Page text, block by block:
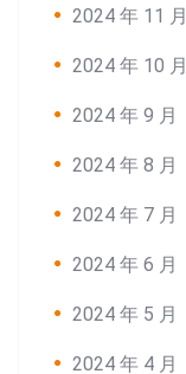
Search:
2024 年 11 月
2024 年 10 月
2024 年 9 月
2024 年 8 月
2024 年 7 月
2024 年 6 月
2024 年 5 月
2024 年 4 月